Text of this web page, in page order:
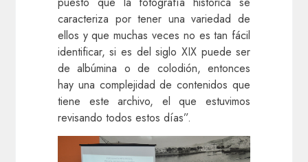
caracteriza por tener una variedad de
ellos y que muchas veces no es tan fácil
identificar, si es del siglo XIX puede ser
de albúmina o de colodión, entonces
hay una complejidad de contenidos que
tiene este archivo, el que estuvimos
revisando todos estos días”.